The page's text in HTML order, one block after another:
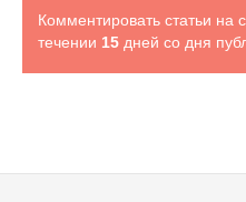
Комментировать статьи на
течении 15 дней со дня